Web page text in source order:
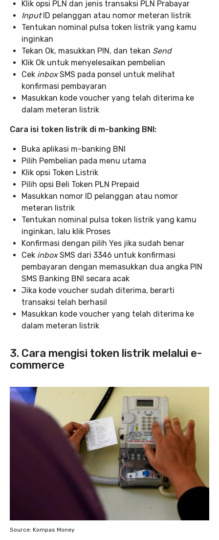
Klik opsi PLN dan jenis transaksi PLN Prabayar
Input ID pelanggan atau nomor meteran listrik
Tentukan nominal pulsa token listrik yang kamu
inginkan
Tekan Ok, masukkan PIN, dan tekan Send
Klik Ok untuk menyelesaikan pembelian
Cek inboxSMS pada ponsel untuk melihat
konfirmasi pembayaran
Masukkan kode voucher yang telah diterima ke
dalam meteran listrik
Cara isi token listrik di m-banking BNI:
Buka aplikasi m-banking BNI
Pilih Pembelian pada menu utama
Klik opsi Token Listrik
Pilih opsi Beli Token PLN Prepaid
Masukkan nomor ID pelanggan atau nomor
meteran listrik
Tentukan nominal pulsa token listrik yang kamu
inginkan, lalu klik Proses
Konfirmasi dengan pilih Yes jika sudah benar
Cek inboxSMS dari 3346 untuk konfirmasi
pembayaran dengan memasukkan dua angka PIN
SMS Banking BNI secara acak
Jika kode voucher sudah diterima, berarti
transaksi telah berhasil
Masukkan kode voucher yang telah diterima ke
dalam meteran listrik
3. Cara mengisi token listrik melalui e-
commerce
Source: Kompas Money